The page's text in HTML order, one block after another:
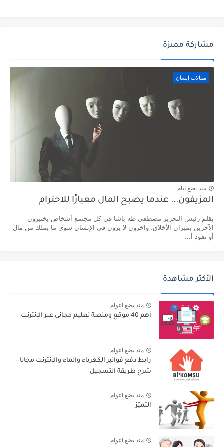
مشاركة مميزة
مقالات إنسان
منذ بضع ايام
المزيفون... عندما يصبح المال معيارًا للاحترام
بقلم رئيس التحرير مصطفى طه باشا في كل مجتمع أشخاص يختبرون
الآخرين بميزان الأخلاق، وآخرون لا يرون في الإنسان سوى ما يملك من مال
أو نفوذ أ...
الأكثر مشاهدة
منذ بضع اعوام
أهم 40 موقع ومنصة تعليم مجاني عبر الانترنت
منذ بضع اعوام
رابط دفع فواتير الكهرباء والماء والانترنت مجانا -
شرح طريقة التسجيل
منذ بضع اعوام
التميّز
منذ بضع اعوام